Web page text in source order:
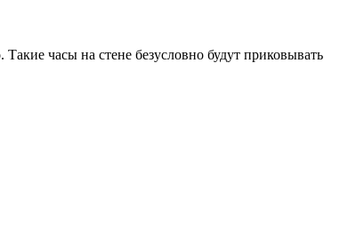
часы на стене безусловно будут приковывать